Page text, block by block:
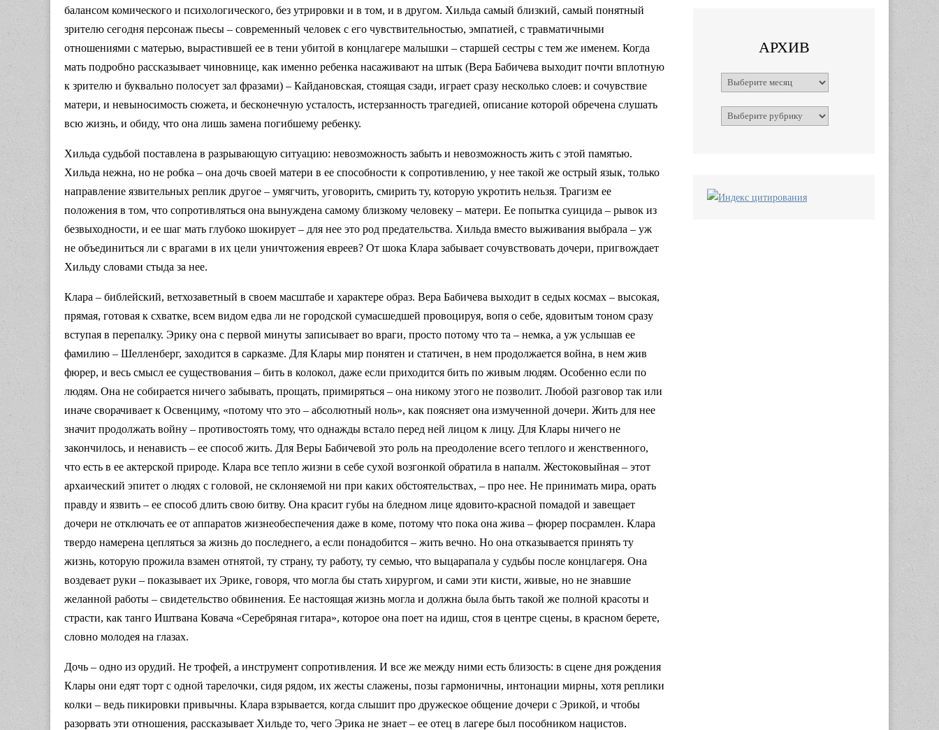
балансом комического и психологического, без утрировки и в том, и в другом. Хильда самый близкий, самый понятный
зрителю сегодня персонаж пьесы – современный человек с его чувствительностью, эмпатией, с травматичными
отношениями с матерью, вырастившей ее в тени убитой в концлагере малышки – старшей сестры с тем же именем. Когда
мать подробно рассказывает чиновнице, как именно ребенка насаживают на штык (Вера Бабичева выходит почти вплотную
к зрителю и буквально полосует зал фразами) – Кайдановская, стоящая сзади, играет сразу несколько слоев: и сочувствие
матери, и невыносимость сюжета, и бесконечную усталость, истерзанность трагедией, описание которой обречена слушать
всю жизнь, и обиду, что она лишь замена погибшему ребенку.
Хильда судьбой поставлена в разрывающую ситуацию: невозможность забыть и невозможность жить с этой памятью.
Хильда нежна, но не робка – она дочь своей матери в ее способности к сопротивлению, у нее такой же острый язык, только
направление язвительных реплик другое – умягчить, уговорить, смирить ту, которую укротить нельзя. Трагизм ее
положения в том, что сопротивляться она вынуждена самому близкому человеку – матери. Ее попытка суицида – рывок из
безвыходности, и ее шаг мать глубоко шокирует – для нее это род предательства. Хильда вместо выживания выбрала – уж
не объединиться ли с врагами в их цели уничтожения евреев? От шока Клара забывает сочувствовать дочери, пригвождает
Хильду словами стыда за нее.
Клара – библейский, ветхозаветный в своем масштабе и характере образ. Вера Бабичева выходит в седых космах – высокая,
прямая, готовая к схватке, всем видом едва ли не городской сумасшедшей провоцируя, вопя о себе, ядовитым тоном сразу
вступая в перепалку. Эрику она с первой минуты записывает во враги, просто потому что та – немка, а уж услышав ее
фамилию – Шелленберг, заходится в сарказме. Для Клары мир понятен и статичен, в нем продолжается война, в нем жив
фюрер, и весь смысл ее существования – бить в колокол, даже если приходится бить по живым людям. Особенно если по
людям. Она не собирается ничего забывать, прощать, примиряться – она никому этого не позволит. Любой разговор так или
иначе сворачивает к Освенциму, «потому что это – абсолютный ноль», как поясняет она измученной дочери. Жить для нее
значит продолжать войну – противостоять тому, что однажды встало перед ней лицом к лицу. Для Клары ничего не
закончилось, и ненависть – ее способ жить. Для Веры Бабичевой это роль на преодоление всего теплого и женственного,
что есть в ее актерской природе. Клара все тепло жизни в себе сухой возгонкой обратила в напалм. Жестоковыйная – этот
архаический эпитет о людях с головой, не склоняемой ни при каких обстоятельствах, – про нее. Не принимать мира, орать
правду и язвить – ее способ длить свою битву. Она красит губы на бледном лице ядовито-красной помадой и завещает
дочери не отключать ее от аппаратов жизнеобеспечения даже в коме, потому что пока она жива – фюрер посрамлен. Клара
твердо намерена цепляться за жизнь до последнего, а если понадобится – жить вечно. Но она отказывается принять ту
жизнь, которую прожила взамен отнятой, ту страну, ту работу, ту семью, что выцарапала у судьбы после концлагеря. Она
воздевает руки – показывает их Эрике, говоря, что могла бы стать хирургом, и сами эти кисти, живые, но не знавшие
желанной работы – свидетельство обвинения. Ее настоящая жизнь могла и должна была быть такой же полной красоты и
страсти, как танго Иштвана Ковача «Серебряная гитара», которое она поет на идиш, стоя в центре сцены, в красном берете,
словно молодея на глазах.
Дочь – одно из орудий. Не трофей, а инструмент сопротивления. И все же между ними есть близость: в сцене дня рождения
Клары они едят торт с одной тарелочки, сидя рядом, их жесты слажены, позы гармоничны, интонации мирны, хотя реплики
колки – ведь пикировки привычны. Клара взрывается, когда слышит про дружеское общение дочери с Эрикой, и чтобы
разорвать эти отношения, рассказывает Хильде то, чего Эрика не знает – ее отец в лагере был пособником нацистов.
АРХИВ
Архивы
Рубрики